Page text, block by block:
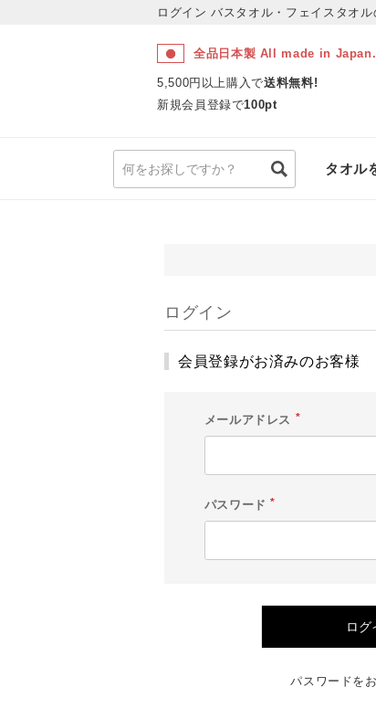
ログインバスタオル・フェイスタオ
全品日本製 All made in Japan.
5,500円以上購入で送料無料!
新規会員登録で100pt
タオル
ログイン
会員登録がお済みのお客様
メールアドレス
パスワード
ログ
パスワードを